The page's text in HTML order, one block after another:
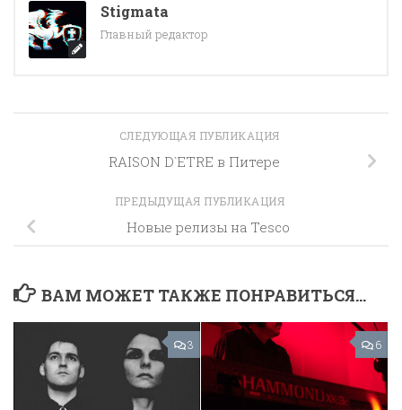
Stigmata
Главный редактор
СЛЕДУЮЩАЯ ПУБЛИКАЦИЯ
RAISON D`ETRE в Питере
ПРЕДЫДУЩАЯ ПУБЛИКАЦИЯ
Новые релизы на Tesco
ВАМ МОЖЕТ ТАКЖЕ ПОНРАВИТЬСЯ...
3 6